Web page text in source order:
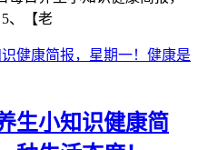
、【老
生小知识健康简